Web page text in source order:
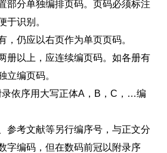
部分单独编排页码。页码必须标注
于识别。
，仍应以右页作为单页页码。
册以上，应连续编页码。如各册有
立编页码。
录依序用大写正体A，B，C，…编
参考文献等另行编序号，与正文分
字编码，但在数码前冠以附录序